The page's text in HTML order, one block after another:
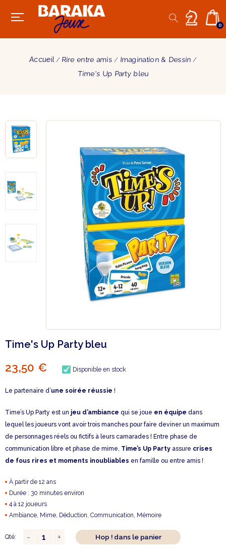
0
Accueil Rire entre amis
Imagination & Dessin
Time's Up Party bleu
Time's Up Party bleu
23,50 € Disponible en stock
Le partenaire d’une soirée réussie !
Time’s Up Party est un jeu d’ambiance qui se joue en équipe dans
lequel les joueurs vont avoir trois manches pour faire deviner un maximum
de personnages réels ou fictifs à leurs camarades ! Entre phase de
communication libre et phase de mime, Time’s Up Party assure crises
de fous rires et moments inoubliables en famille ou entre amis !
À partir de 12 ans
Durée : 30 minutes environ
4 à 12 joueurs
Ambiance, Mime, Déduction, Communication, Mémoire
Qté: Hop ! dans le panier